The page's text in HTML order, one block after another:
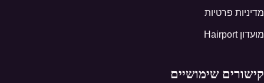
מדיניות פרטיות
מועדון Hairport
קישורים שימושיים